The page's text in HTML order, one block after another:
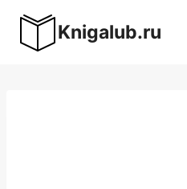
содержимому
Knigalub.ru